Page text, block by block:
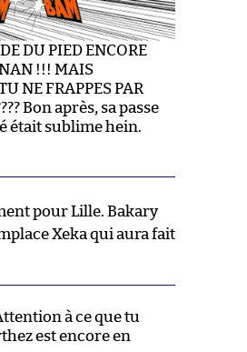
DU PIED ENCORE
!!! MAIS
NE FRAPPES PAR
Bon après, sa passe
était sublime hein.
pour Lille. Bakary
Xeka qui aura fait
à ce que tu
est encore en